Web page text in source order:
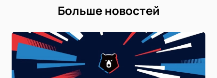
Больше новостей